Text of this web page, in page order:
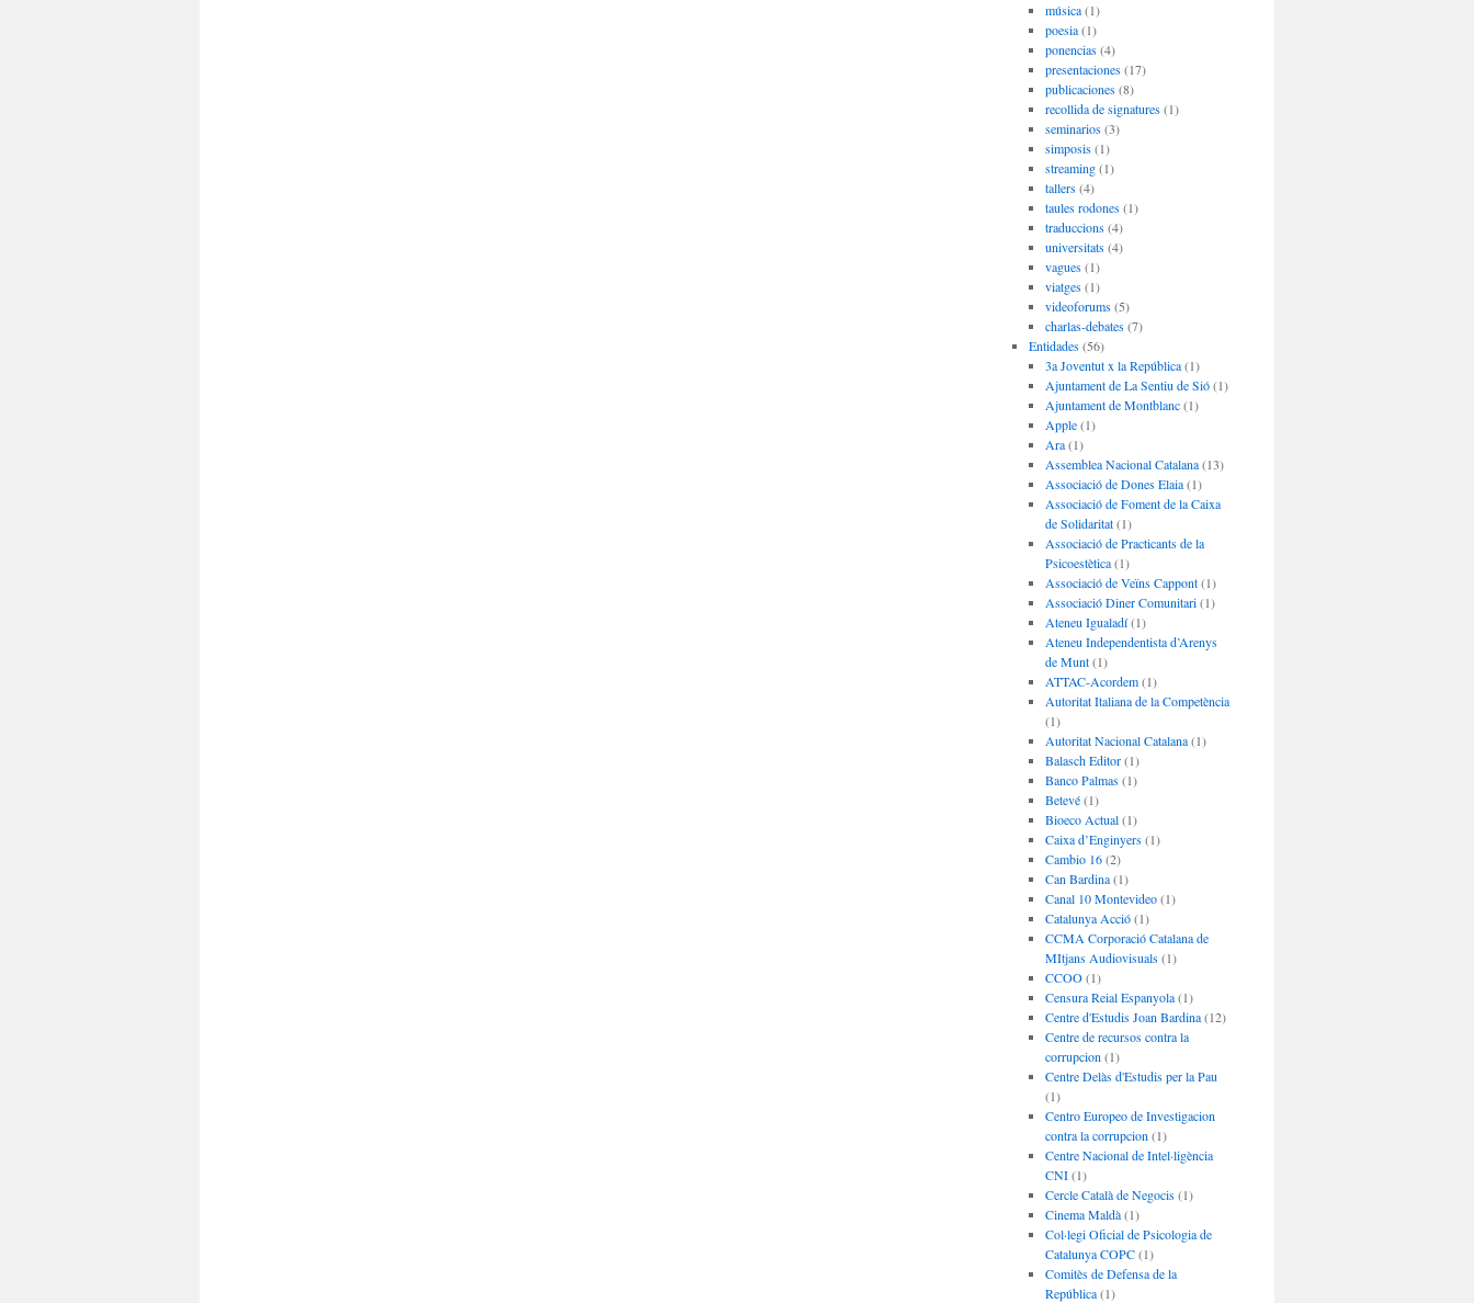
música(1)
poesia(1)
ponencias(4)
presentaciones(17)
publicaciones(8)
recollida de signatures(1)
seminarios(3)
simposis(1)
streaming(1)
tallers(4)
taules rodones(1)
traduccions(4)
universitats(4)
vagues(1)
viatges(1)
videoforums(5)
charlas-debates(7)
Entidades(56)
3a Joventut x la República(1)
Ajuntament de La Sentiu de Sió(1)
Ajuntament de Montblanc(1)
Apple(1)
Ara(1)
Assemblea Nacional Catalana(13)
Associació de Dones Elaia(1)
Associació de Foment de la Caixa
de Solidaritat(1)
Associació de Practicants de la
Psicoestètica(1)
Associació de Veïns Cappont(1)
Associació Diner Comunitari(1)
Ateneu Igualadí(1)
Ateneu Independentista d’Arenys
de Munt(1)
ATTAC-Acordem(1)
Autoritat Italiana de la Competència
(1)
Autoritat Nacional Catalana(1)
Balasch Editor(1)
Banco Palmas(1)
Betevé(1)
Bioeco Actual(1)
Caixa d’Enginyers(1)
Cambio 16(2)
Can Bardina(1)
Canal 10 Montevideo(1)
Catalunya Acció(1)
CCMA Corporació Catalana de
MItjans Audiovisuals(1)
CCOO(1)
Censura Reial Espanyola(1)
Centre d'Estudis Joan Bardina(12)
Centre de recursos contra la
corrupcion (1)
Centre Delàs d'Estudis per la Pau
(1)
Centro Europeo de Investigacion
contra la corrupcion (1)
Centre Nacional de Intel·ligència
CNI(1)
Cercle Català de Negocis(1)
Cinema Maldà(1)
Col·legi Oficial de Psicologia de
Catalunya COPC(1)
Comitès de Defensa de la
República(1)